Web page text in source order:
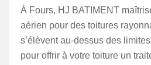
À Fours, HJ BATIMENT
aérien pour des toitures
s’élèvent au-dessus des
pour offrir à votre toiture un